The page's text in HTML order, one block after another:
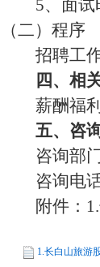
5、面试
（二） 程序
招聘工
四、 相
薪酬福
五、 咨
咨询部
咨询电
附件： 1.
1.长白山旅游